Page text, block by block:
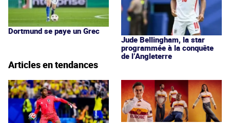
Dortmund se paye un Grec
Jude Bellingham, la star
programmée à la conquête
de l’Angleterre
Articles en tendances